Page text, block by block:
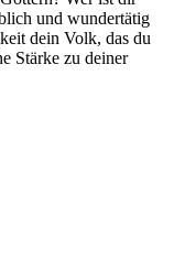
und wundertätig
dein Volk, das du
Stärke zu deiner